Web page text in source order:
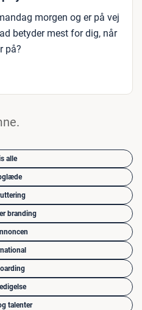
morgen og er på vej
betyder mest for dig, når
på?
alle
branding
talenter